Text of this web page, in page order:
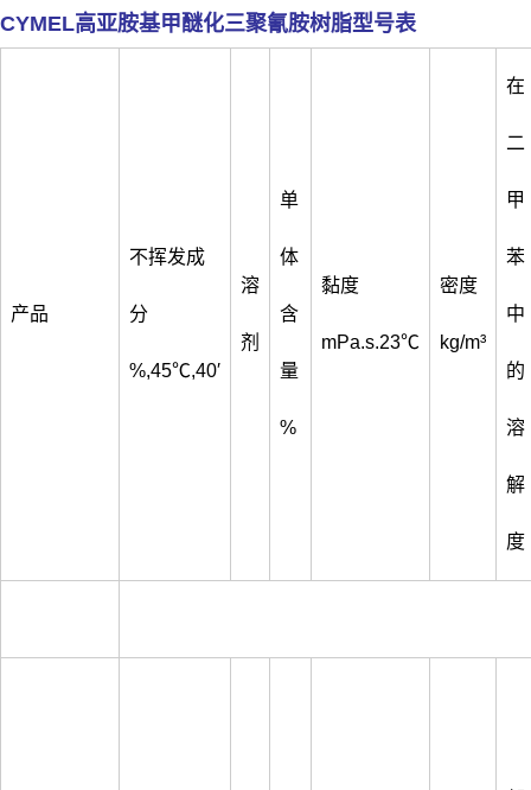
CYMEL高亚胺基甲醚化三聚氰胺树脂型号表
产品
不挥发成
分
%,45℃,40′
溶
剂
单
体
含
量
%
黏度
mPa.s.23℃
密度
kg/m³
在
二
甲
苯
中
的
溶
解
度